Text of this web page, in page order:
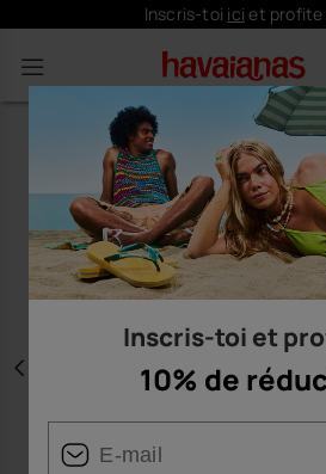
Inscris-toi ici et profite
Précédent
Inscris-toi et
10% de